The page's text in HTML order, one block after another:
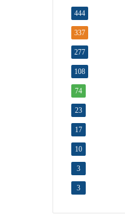
444
337
277
108
74
23
17
10
3
3